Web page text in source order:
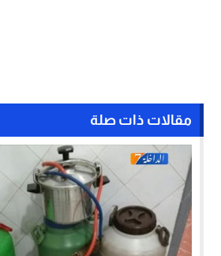
مقالات ذات صلة